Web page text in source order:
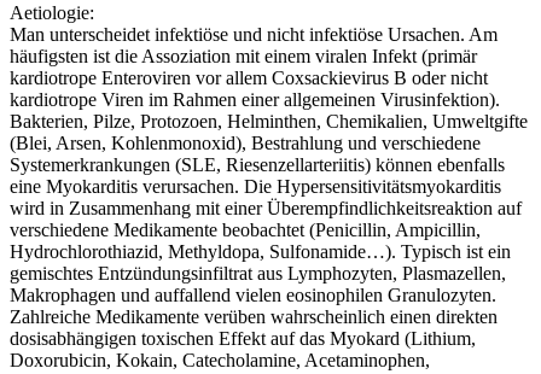
Aetiologie:
Man unterscheidet infektiöse und nicht infektiöse Ursachen. Am
häufigsten ist die Assoziation mit einem viralen Infekt (primär
kardiotrope Enteroviren vor allem Coxsackievirus B oder nicht
kardiotrope Viren im Rahmen einer allgemeinen Virusinfektion).
Bakterien, Pilze, Protozoen, Helminthen, Chemikalien, Umweltgifte
(Blei, Arsen, Kohlenmonoxid), Bestrahlung und verschiedene
Systemerkrankungen (SLE, Riesenzellarteriitis) können ebenfalls
eine Myokarditis verursachen. Die Hypersensitivitätsmyokarditis
wird in Zusammenhang mit einer Überempfindlichkeitsreaktion auf
verschiedene Medikamente beobachtet (Penicillin, Ampicillin,
Hydrochlorothiazid, Methyldopa, Sulfonamide…). Typisch ist ein
gemischtes Entzündungsinfiltrat aus Lymphozyten, Plasmazellen,
Makrophagen und auffallend vielen eosinophilen Granulozyten.
Zahlreiche Medikamente verüben wahrscheinlich einen direkten
dosisabhängigen toxischen Effekt auf das Myokard (Lithium,
Doxorubicin, Kokain, Catecholamine, Acetaminophen,